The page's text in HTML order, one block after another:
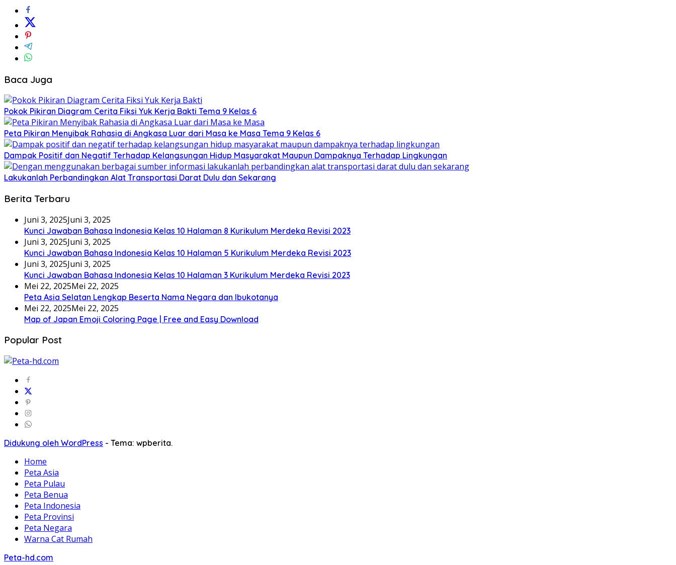
Baca Juga
Pokok Pikiran Diagram Cerita Fiksi Yuk Kerja Bakti Tema 9 Kelas 6
Peta Pikiran Menyibak Rahasia di Angkasa Luar dari Masa ke Masa Tema 9 Kelas 6
Dampak Positif dan Negatif Terhadap Kelangsungan Hidup Masyarakat Maupun Dampaknya Terhadap Lingkungan
Lakukanlah Perbandingkan Alat Transportasi Darat Dulu dan Sekarang
Berita Terbaru
Juni 3, 2025Juni 3, 2025
Kunci Jawaban Bahasa Indonesia Kelas 10 Halaman 8 Kurikulum Merdeka Revisi 2023
Juni 3, 2025Juni 3, 2025
Kunci Jawaban Bahasa Indonesia Kelas 10 Halaman 5 Kurikulum Merdeka Revisi 2023
Juni 3, 2025Juni 3, 2025
Kunci Jawaban Bahasa Indonesia Kelas 10 Halaman 3 Kurikulum Merdeka Revisi 2023
Mei 22, 2025Mei 22, 2025
Peta Asia Selatan Lengkap Beserta Nama Negara dan Ibukotanya
Mei 22, 2025Mei 22, 2025
Map of Japan Emoji Coloring Page | Free and Easy Download
Popular Post
Didukung oleh WordPress - Tema: wpberita.
Home
Peta Asia
Peta Pulau
Peta Benua
Peta Indonesia
Peta Provinsi
Peta Negara
Warna Cat Rumah
Peta-hd.com